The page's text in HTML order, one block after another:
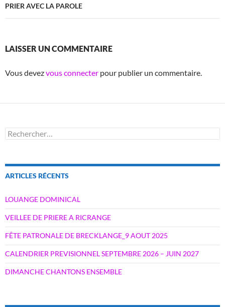
PRIER AVEC LA PAROLE
LAISSER UN COMMENTAIRE
Vous devezvous connecter pour publier un commentaire.
Rechercher :
ARTICLES RÉCENTS
LOUANGE DOMINICAL
VEILLEE DE PRIERE A RICRANGE
FÊTE PATRONALE DE BRECKLANGE_9 AOUT 2025
CALENDRIER PREVISIONNEL SEPTEMBRE 2026 – JUIN 2027
DIMANCHE CHANTONS ENSEMBLE